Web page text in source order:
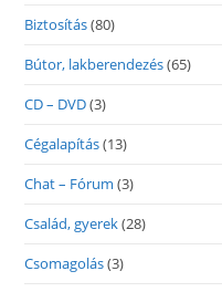
Biztosítás(80)
Bútor, lakberendezés(65)
CD – DVD(3)
Cégalapítás(13)
Chat – Fórum (3)
Család, gyerek(28)
Csomagolás(3)